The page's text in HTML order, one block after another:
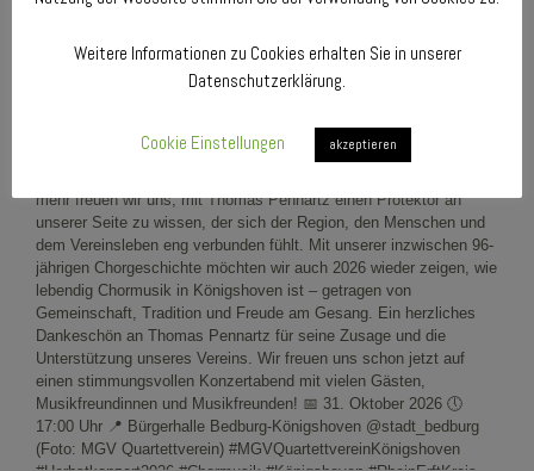
Weitere Informationen zu Cookies erhalten Sie in unserer
Datenschutzerklärung.
Cookie Einstellungen akzeptieren